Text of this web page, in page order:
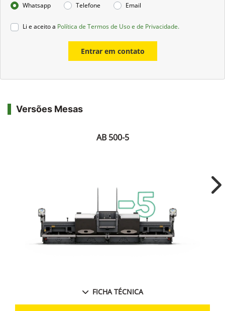
Whatsapp Telefone Email
Li e aceito a Política de Termos de Uso e de Privacidade.
Entrar em contato
Versões Mesas
AB 500-5
FICHA TÉCNICA